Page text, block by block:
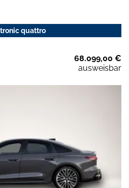
tronic quattro
68.099,00 €
ausweisbar